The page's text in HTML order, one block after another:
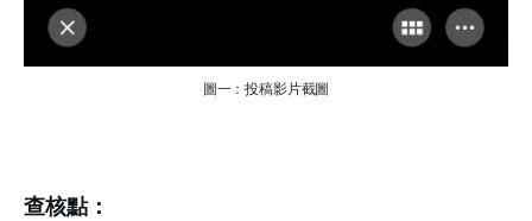
圖一：投稿影片截圖
查核點：